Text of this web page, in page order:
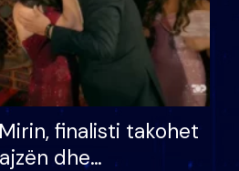
finalisti takohet
dhe